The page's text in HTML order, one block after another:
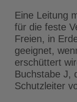
Eine Leitung
für die feste
Freien, in
geeignet,
erschüttert
Buchstabe J,
Schutzleiter